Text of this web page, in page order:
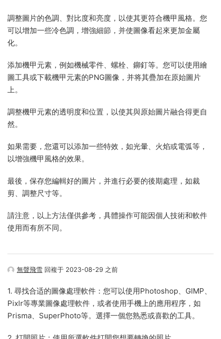
調整圖片的色調、對比度和亮度，以使其更符合機甲風格。您
可以增加一些冷色調，增強細節，并使圖像看起來更加金屬
化。
添加機甲元素，例如機械零件、螺栓、鉚釘等。您可以使用繪
圖工具或下載機甲元素的PNG圖像，并将其疊加在原始圖片
上。
調整機甲元素的透明度和位置，以使其與原始圖片融合得更自
然。
如果需要，您還可以添加一些特效，如光暈、火焰或電弧等，
以增強機甲風格的效果。
最後，保存您編輯好的圖片，并進行必要的後期處理，如裁
剪、調整尺寸等。
請注意，以上方法僅供參考，具體操作可能因個人技術和軟件
使用而有所不同。
無聲飛雪 回複于 2023-08-29 之前
1. 尋找合适的圖像處理軟件：您可以使用Photoshop、GIMP、
Pixlr等專業圖像處理軟件，或者使用手機上的應用程序，如
Prisma、SuperPhoto等。選擇一個您熟悉或喜歡的工具。